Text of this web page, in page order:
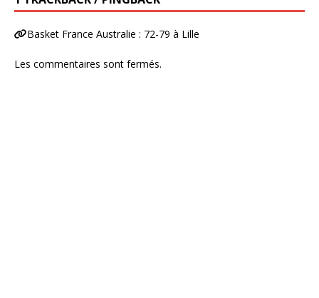
Basket France Australie : 72-79 à Lille
Les commentaires sont fermés.